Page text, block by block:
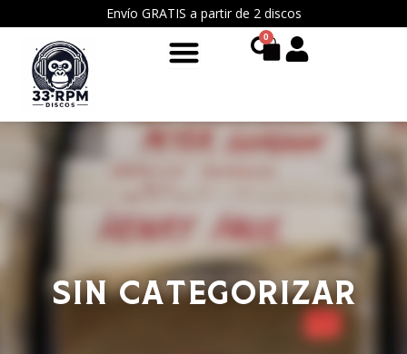
al
contenido
Envío GRATIS a partir de 2 discos
0
Cart
Sin categorizar